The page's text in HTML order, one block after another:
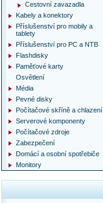
Cestovní zavazadla
Kabely a konektory
Příslušenství pro mobily a
tablety
Příslušenství pro PC a NTB
Flashdisky
Paměťové karty
Osvětlení
Média
Pevné disky
Počítačové skříně a chlazení
Serverové komponenty
Počítačové zdroje
Zabezpečení
Domácí a osobní spotřebiče
Monitory